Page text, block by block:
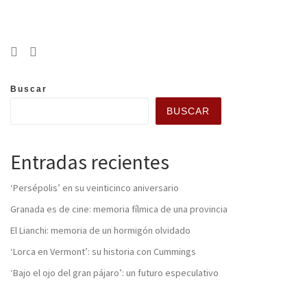
Buscar
BUSCAR
Entradas recientes
‘Persépolis’ en su veinticinco aniversario
Granada es de cine: memoria fílmica de una provincia
El Lianchi: memoria de un hormigón olvidado
‘Lorca en Vermont’: su historia con Cummings
‘Bajo el ojo del gran pájaro’: un futuro especulativo